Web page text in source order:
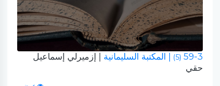
59-3
(5) | المكتبة السليمانية
| إزميرلي إسماعيل
حقي